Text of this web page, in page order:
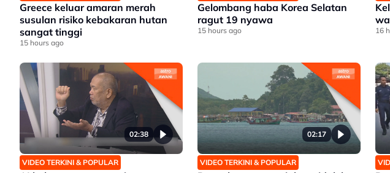
Greece keluar amaran merah
susulan risiko kebakaran hutan
sangat tinggi
15 hours ago
Gelombang haba Korea Selatan
ragut 19 nyawa
15 hours ago 16
02:38
VIDEO TERKINI & POPULAR
02:17
VIDEO TERKINI & POPULAR